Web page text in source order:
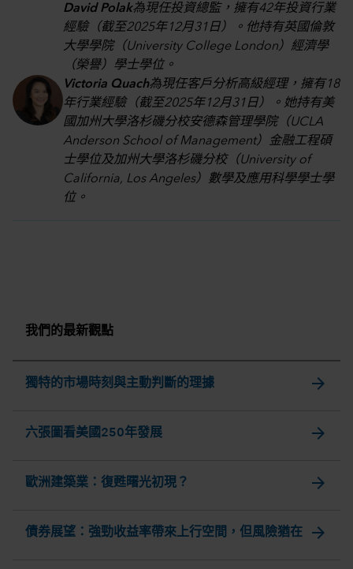
David Polak為現任投資總監，擁有42年投資行業
經驗（截至2025年12月31日）。他持有英國倫敦
大學學院（University College London）經濟學
（榮譽）學士學位。
Victoria Quach為現任客戶分析高級經理，擁有18
年行業經驗（截至2025年12月31日）。她持有美
國加州大學洛杉磯分校安德森管理學院（UCLA
Anderson School of Management）金融工程碩
士學位及加州大學洛杉磯分校（University of
California, Los Angeles）數學及應用科學學士學
位。
我們的最新觀點
獨特的市場時刻與主動判斷的理據 arrow_forward
六張圖看美國250年發展 arrow_forward
歐洲建築業：復甦曙光初現？ arrow_forward
債券展望：強勁收益率帶來上行空間，但風險猶在 arrow_forward